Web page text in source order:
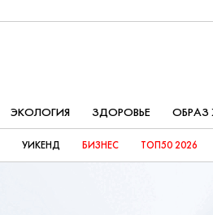
ЭКОЛОГИЯ ЗДОРОВЬЕ
УИКЕНД БИЗНЕС ТОП50 2026